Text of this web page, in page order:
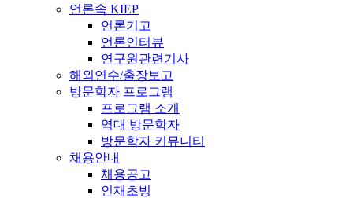
언론속 KIEP
언론기고
언론인터뷰
연구원관련기사
해외연수/출장보고
방문학자 프로그램
프로그램 소개
역대 방문학자
방문학자 커뮤니티
채용안내
채용공고
인재초빙